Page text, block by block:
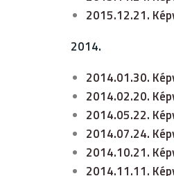
2015.12.21.
2014.
2014.01.30.
2014.02.20.
2014.05.22.
2014.07.24.
2014.10.21.
2014.11.11.